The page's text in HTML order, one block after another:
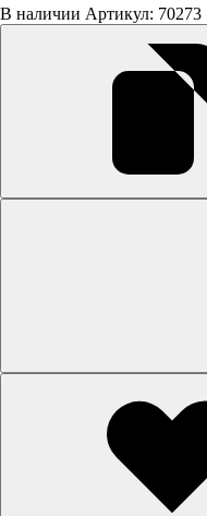
В наличии Артикул: 70273